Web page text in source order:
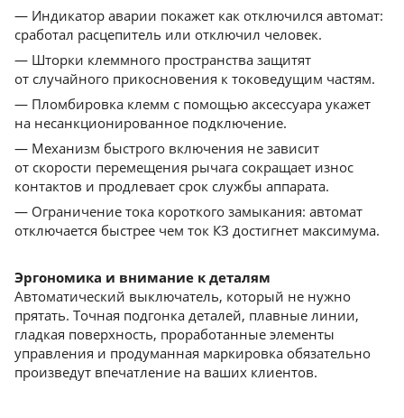
— Индикатор аварии покажет как отключился автомат:
сработал расцепитель или отключил человек.
— Шторки клеммного пространства защитят
от cлучайного прикосновения к токоведущим частям.
— Пломбировка клемм с помощью аксессуара укажет
на несанкционированное подключение.
— Механизм быстрого включения не зависит
от скорости перемещения рычага сокращает износ
контактов и продлевает срок службы аппарата.
— Ограничение тока короткого замыкания: автомат
отключается быстрее чем ток КЗ достигнет максимума.
Эргономика и внимание к деталям
Автоматический выключатель, который не нужно
прятать. Точная подгонка деталей, плавные линии,
гладкая поверхность, проработанные элементы
управления и продуманная маркировка обязательно
произведут впечатление на ваших клиентов.